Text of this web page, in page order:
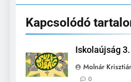
Kapcsolódó
Iskolaújság
Molnár
0